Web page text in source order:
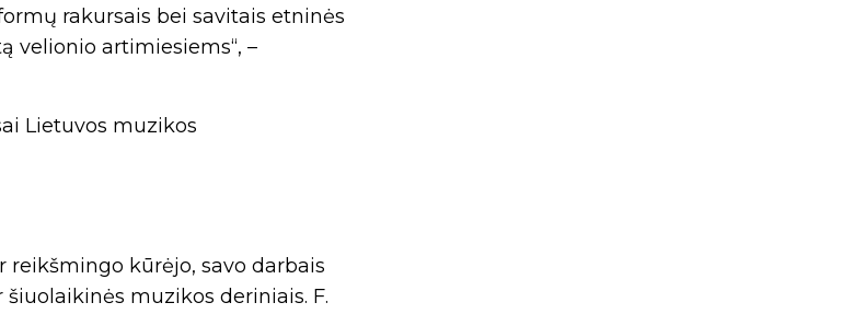
rakursais bei savitais etninės
velionio artimiesiems“, –
Lietuvos muzikos
kūrėjo, savo darbais
muzikos deriniais. F.